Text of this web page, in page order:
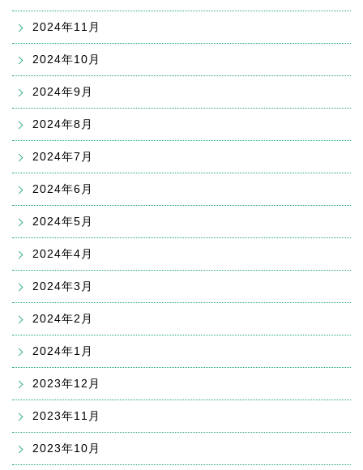
2024年11月
2024年10月
2024年9月
2024年8月
2024年7月
2024年6月
2024年5月
2024年4月
2024年3月
2024年2月
2024年1月
2023年12月
2023年11月
2023年10月